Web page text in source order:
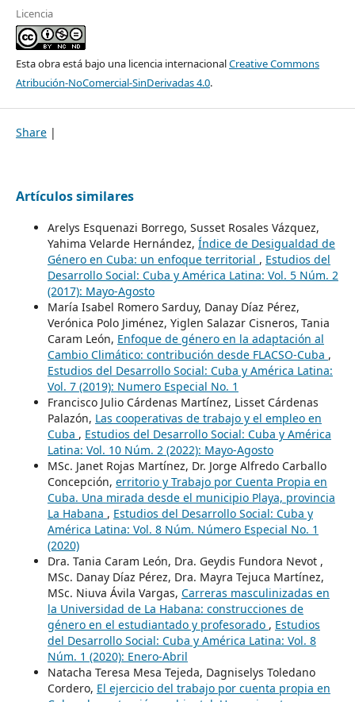
Licencia
Esta obra está bajo una licencia internacionalCreative Commons
Atribución-NoComercial-SinDerivadas 4.0.
Share |
Artículos similares
Arelys Esquenazi Borrego, Susset Rosales Vázquez,
Yahima Velarde Hernández, Índice de Desigualdad de
Género en Cuba: un enfoque territorial , Estudios del
Desarrollo Social: Cuba y América Latina: Vol. 5 Núm. 2
(2017): Mayo-Agosto
María Isabel Romero Sarduy, Danay Díaz Pérez,
Verónica Polo Jiménez, Yiglen Salazar Cisneros, Tania
Caram León, Enfoque de género en la adaptación al
Cambio Climático: contribución desde FLACSO-Cuba ,
Estudios del Desarrollo Social: Cuba y América Latina:
Vol. 7 (2019): Numero Especial No. 1
Francisco Julio Cárdenas Martínez, Lisset Cárdenas
Palazón, Las cooperativas de trabajo y el empleo en
Cuba , Estudios del Desarrollo Social: Cuba y América
Latina: Vol. 10 Núm. 2 (2022): Mayo-Agosto
MSc. Janet Rojas Martínez, Dr. Jorge Alfredo Carballo
Concepción, erritorio y Trabajo por Cuenta Propia en
Cuba. Una mirada desde el municipio Playa, provincia
La Habana , Estudios del Desarrollo Social: Cuba y
América Latina: Vol. 8 Núm. Número Especial No. 1
(2020)
Dra. Tania Caram León, Dra. Geydis Fundora Nevot ,
MSc. Danay Díaz Pérez, Dra. Mayra Tejuca Martínez,
MSc. Niuva Ávila Vargas, Carreras masculinizadas en
la Universidad de La Habana: construcciones de
género en el estudiantado y profesorado , Estudios
del Desarrollo Social: Cuba y América Latina: Vol. 8
Núm. 1 (2020): Enero-Abril
Natacha Teresa Mesa Tejeda, Dagniselys Toledano
Cordero, El ejercicio del trabajo por cuenta propia en